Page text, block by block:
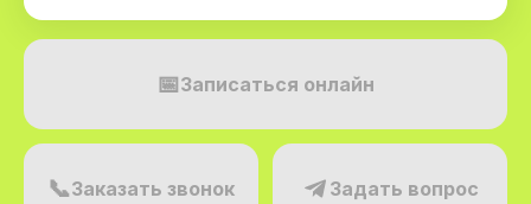
📅Записаться онлайн
📞Заказать звонок Задать вопрос